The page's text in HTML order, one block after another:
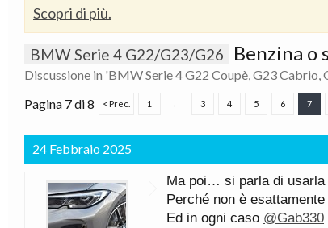
Scopri di più.
BMW Serie 4 G22/G23/G26 Benzina o
Discussione in 'BMW Serie 4 G22 Coupè, G23 Cabrio,
Pagina 7 di 8
< Prec. 1 ← 3 4 5 6 7
24 Febbraio 2025
Ma poi… si parla di usarla
Perché non è
Ed in ogni caso @Gab330